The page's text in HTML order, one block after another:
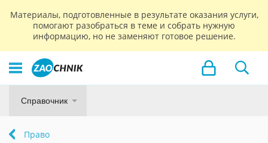
Материалы, подготовленные в результате оказания услуги,
помогают разобраться в теме и собрать нужную
информацию, но не заменяют готовое решение.
Справочник
Право